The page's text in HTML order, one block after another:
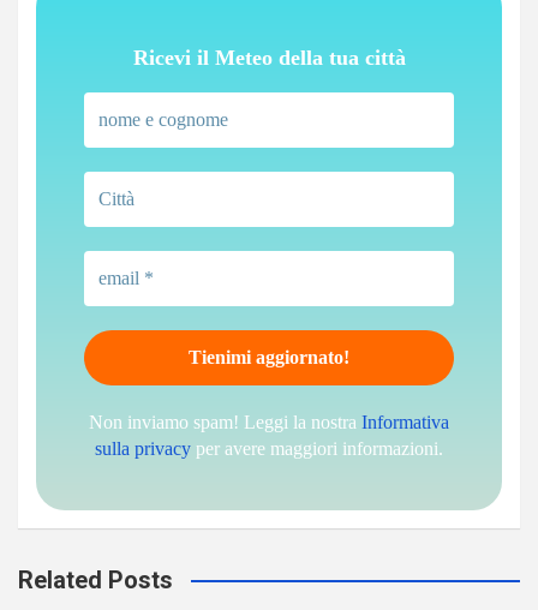
Ricevi il Meteo della tua città
Non inviamo spam! Leggi la nostra Informativa
sulla privacy per avere maggiori informazioni.
Related Posts